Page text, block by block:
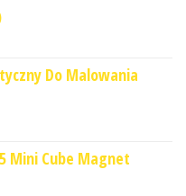
Do Malowania
Mini Cube Magnet